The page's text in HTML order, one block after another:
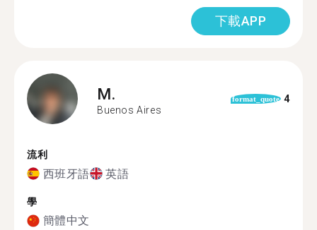
下載APP
M.
Buenos Aires
format_quote 4
流利
西班牙語 英語
學
簡體中文